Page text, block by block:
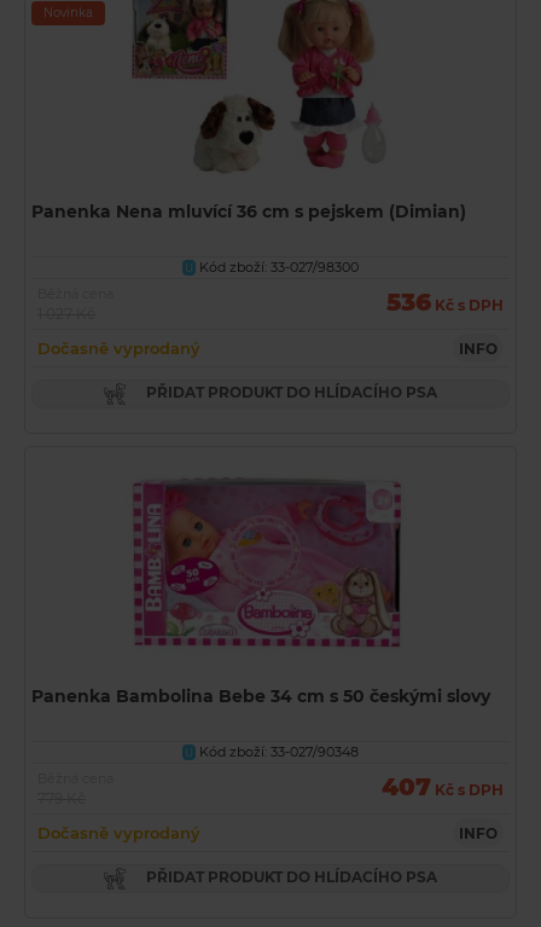
Novinka
Panenka Nena mluvící 36 cm s pejskem (Dimian)
U
Kód zboží: 33-027/98300
536 Kč s DPH
Dočasně vyprodaný INFO
PŘIDAT PRODUKT DO HLÍDACÍHO PSA
Panenka Bambolina Bebe 34 cm s 50 českými slovy
U
Kód zboží: 33-027/90348
407 Kč s DPH
Dočasně vyprodaný INFO
PŘIDAT PRODUKT DO HLÍDACÍHO PSA